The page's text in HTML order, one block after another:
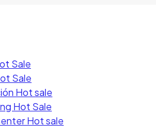
Sale
Sale
Hot sale
Hot Sale
Hot sale